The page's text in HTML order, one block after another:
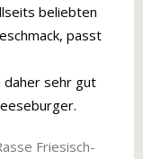
beliebten
passt
daher sehr gut
Friesisch-